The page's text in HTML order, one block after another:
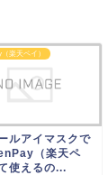
楽天ペイ）
んきで
（楽天ペ
使えるの？